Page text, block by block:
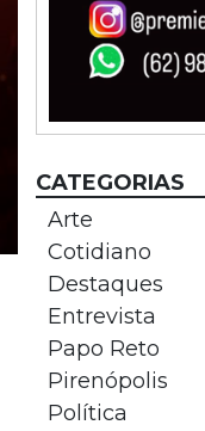
CATEGORIAS
Arte
Cotidiano
Destaques
Entrevista
Papo Reto
Pirenópolis
Política